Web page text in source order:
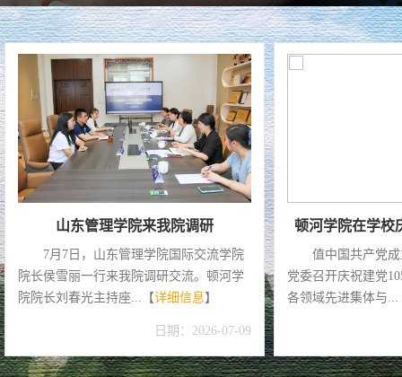
山东管理学院来我院调研
7月7日，山东管理学院国际交流学院
院长侯雪丽一行来我院调研交流。顿河学
院院长刘春光主持座...【详细信息】
日期：2026-07-09
顿河学院在学校
值中国共产党
党委召开庆祝建党
各领域先进集体与...